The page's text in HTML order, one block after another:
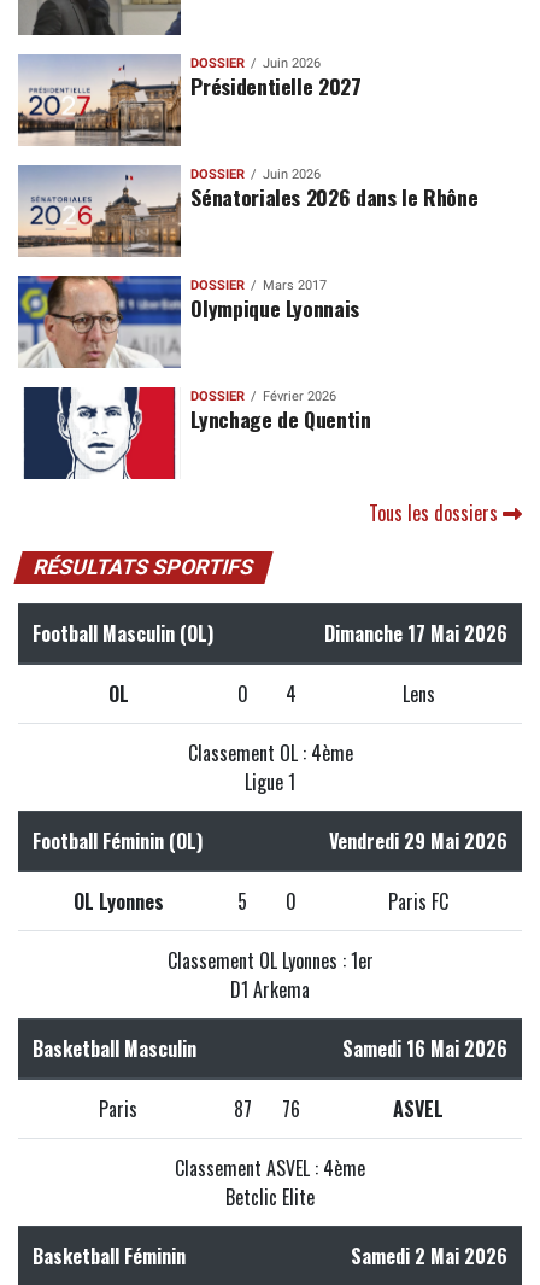
DOSSIER Juin 2026
Présidentielle 2027
DOSSIER Juin 2026
Sénatoriales 2026 dans le Rhône
DOSSIER Mars 2017
Olympique Lyonnais
DOSSIER Février 2026
Lynchage de Quentin
Tous les dossiers
RÉSULTATS SPORTIFS
Football Masculin (OL) Dimanche 17 Mai 2026
OL 0 4 Lens
Classement OL : 4ème
Ligue 1
Football Féminin (OL) Vendredi 29 Mai 2026
OL Lyonnes 5 0 Paris FC
Classement OL Lyonnes : 1er
D1 Arkema
Basketball Masculin Samedi 16 Mai 2026
Paris 87 76 ASVEL
Classement ASVEL : 4ème
Betclic Elite
Basketball Féminin Samedi 2 Mai 2026